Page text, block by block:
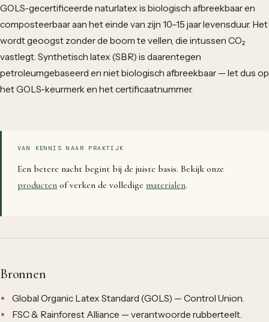
GOLS-gecertificeerde naturlatex is biologisch afbreekbaar en
composteerbaar aan het einde van zijn 10–15 jaar levensduur. Het
wordt geoogst zonder de boom te vellen, die intussen CO₂
vastlegt. Synthetisch latex (SBR) is daarentegen
petroleumgebaseerd en niet biologisch afbreekbaar — let dus op
het GOLS-keurmerk en het certificaatnummer.
VAN KENNIS NAAR PRAKTIJK
Een betere nacht begint bij de juiste basis. Bekijk onze
producten of verken de volledige materialen.
Bronnen
Global Organic Latex Standard (GOLS) — Control Union.
FSC & Rainforest Alliance — verantwoorde rubberteelt.